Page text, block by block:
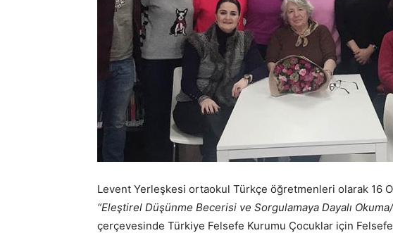
Levent Yerleşkesi ortaokul Türkçe öğretmenleri olarak 16
“Eleştirel Düşünme Becerisi ve Sorgulamaya Dayalı
çerçevesinde Türkiye Felsefe Kurumu Çocuklar için